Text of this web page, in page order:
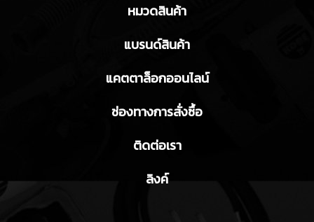
หมวดสินค้า
แบรนด์สินค้า
แคตตาล็อกออนไลน์
ช่องทางการสั่งซื้อ
ติดต่อเรา
ลิงค์